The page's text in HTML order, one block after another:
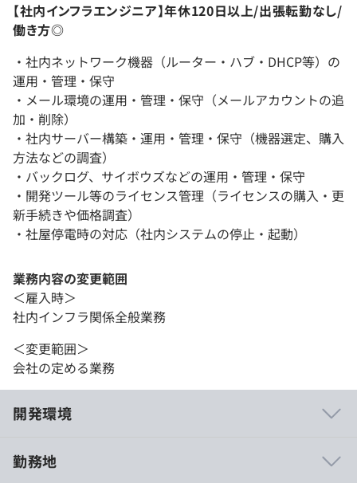
【社内インフラエンジニア】年休120日以上/出張転勤なし/
働き方◎
・社内ネットワーク機器（ルーター・ハブ・DHCP等）の
運用・管理・保守
・メール環境の運用・管理・保守（メールアカウントの追
加・削除）
・社内サーバー構築・運用・管理・保守（機器選定、購入
方法などの調査）
・バックログ、サイボウズなどの運用・管理・保守
・開発ツール等のライセンス管理（ライセンスの購入・更
新手続きや価格調査）
・社屋停電時の対応（社内システムの停止・起動）
業務内容の変更範囲
＜雇入時＞
社内インフラ関係全般業務
＜変更範囲＞
会社の定める業務
開発環境
勤務地